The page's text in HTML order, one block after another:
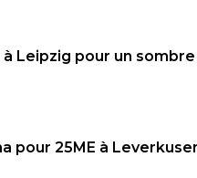
Leipzig pour un sombre
pour 25ME à